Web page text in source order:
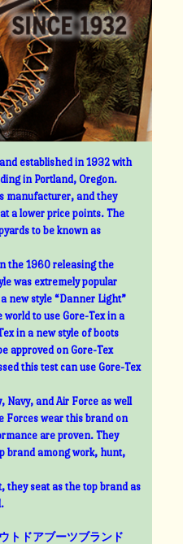
established in 1932 with
in Portland, Oregon.
manufacturer, and they
a lower price points. The
to be known as
the 1960 releasing the
was extremely popular
new style “Danner Light”
to use Gore-Tex in a
in a new style of boots
approved on Gore-Tex
this test can use Gore-Tex
Navy, and Air Force as well
Forces wear this brand on
are proven. They
brand among work, hunt,
they seat as the top brand as
トドアブーツブランド